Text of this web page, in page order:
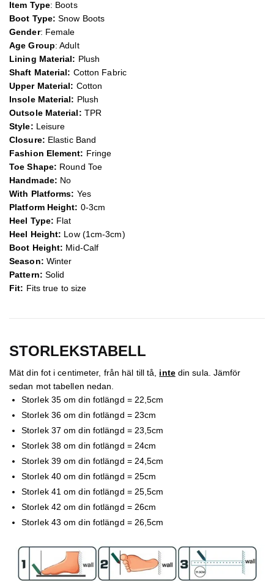
Item Type: Boots
Boot Type: Snow Boots
Gender: Female
Age Group: Adult
Lining Material: Plush
Shaft Material: Cotton Fabric
Upper Material: Cotton
Insole Material: Plush
Outsole Material: TPR
Style: Leisure
Closure: Elastic Band
Fashion Element: Fringe
Toe Shape: Round Toe
Handmade: No
With Platforms: Yes
Platform Height: 0-3cm
Heel Type: Flat
Heel Height: Low (1cm-3cm)
Boot Height: Mid-Calf
Season: Winter
Pattern: Solid
Fit: Fits true to size
STORLEKSTABELL
Mät din fot i centimeter, från häl till tå, intedin sula. Jämför
sedan mot tabellen nedan.
Storlek 35 om din fotlängd = 22,5cm
Storlek 36 om din fotlängd = 23cm
Storlek 37 om din fotlängd = 23,5cm
Storlek 38 om din fotlängd = 24cm
Storlek 39 om din fotlängd = 24,5cm
Storlek 40 om din fotlängd = 25cm
Storlek 41 om din fotlängd = 25,5cm
Storlek 42 om din fotlängd = 26cm
Storlek 43 om din fotlängd = 26,5cm